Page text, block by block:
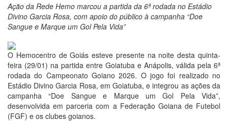
Ação da Rede Hemo marcou a partida da 6ª rodada no Estádio
Divino Garcia Rosa, com apoio do público à campanha “Doe
Sangue e Marque um Gol Pela Vida”
O Hemocentro de Goiás esteve presente na noite desta quinta-
feira (29/01) na partida entre Goiatuba e Anápolis, válida pela 6ª
rodada do Campeonato Goiano 2026. O jogo foi realizado no
Estádio Divino Garcia Rosa, em Goiatuba, e integrou as ações da
campanha “Doe Sangue e Marque um Gol Pela Vida”,
desenvolvida em parceria com a Federação Goiana de Futebol
(FGF) e os clubes goianos.